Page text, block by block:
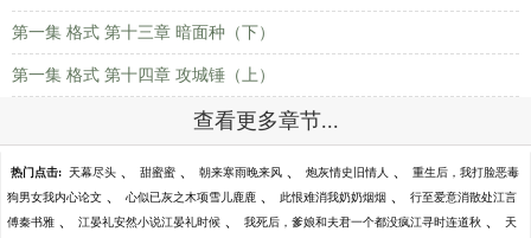
第一集 格式 第十三章 暗面种（下）
第一集 格式 第十四章 攻城锤（上）
查看更多章节...
热门点击: 天幕尽头 、 甜蜜蜜 、 朝来寒雨晚来风 、 炮灰情史旧情人 、 重生后，我打脸恶毒
狗男女我内心论文 、 心似已灰之木项雪儿鹿鹿 、 此恨难消我奶奶烟烟 、 行至爱意消散处江言
傅秦书雅 、 江晏礼安然小说江晏礼时候 、 我死后，爹娘和夫君一个都没疯江寻时连道秋 、 天